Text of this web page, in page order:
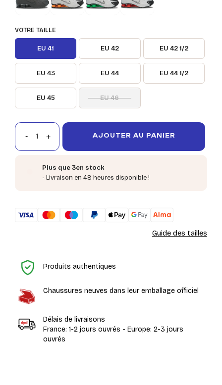
VOTRE TAILLE
EU 41 EU 42 EU 42 1/2
EU 43 EU 44 EU 44 1/2
EU 45 EU 46
AJOUTER AU PANIER
Plus que 3en stock
- Livraison en 48 heures disponible !
Guide des tailles
Produits authentiques
Chaussures neuves dans leur emballage officiel
Délais de livraisons
France: 1-2 jours ouvrés - Europe: 2-3 jours
ouvrés